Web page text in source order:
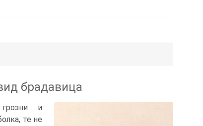
брадавица
и
те не